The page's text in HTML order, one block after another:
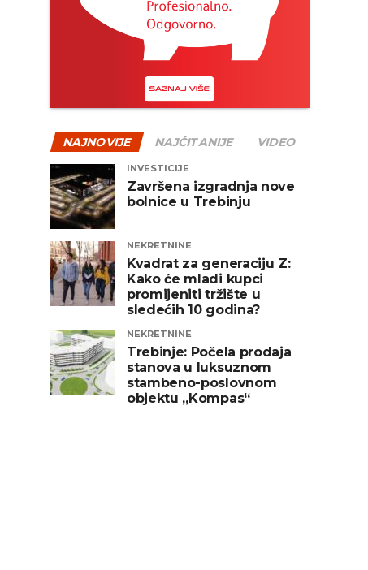
NAJNOVIJE NAJČITANIJE VIDEO
INVESTICIJE
Završena izgradnja nove
bolnice u Trebinju
NEKRETNINE
Kvadrat za generaciju Z:
Kako će mladi kupci
promijeniti tržište u
sledećih 10 godina?
NEKRETNINE
Trebinje: Počela prodaja
stanova u luksuznom
stambeno-poslovnom
objektu „Kompas“